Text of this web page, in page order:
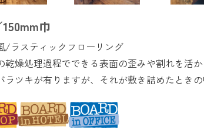
その他
巾
/ラスティックフローリング
乾燥処理過程でできる表面の歪みや割れを活
ラツキが有りますが、それが敷き詰めたとき